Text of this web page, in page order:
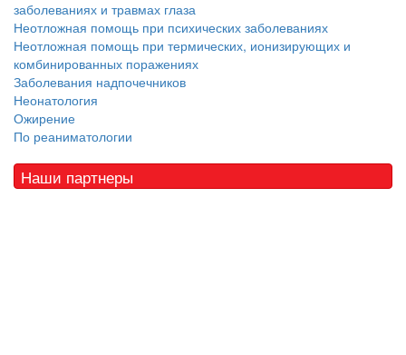
заболеваниях и травмах глаза
Неотложная помощь при психических заболеваниях
Неотложная помощь при термических, ионизирующих и
комбинированных поражениях
Заболевания надпочечников
Неонатология
Ожирение
По реаниматологии
Наши партнеры